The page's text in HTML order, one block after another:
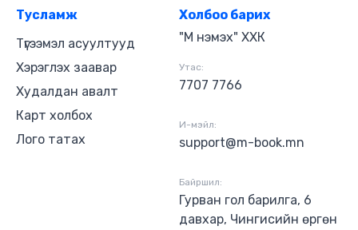
Тусламж
Түгээмэл асуултууд
Хэрэглэх заавар
Худалдан авалт
Карт холбох
Лого татах
Холбоо барих
"М нэмэх" ХХК
Утас:
7707 7766
И-мэйл:
support@m-book.mn
Байршил:
Гурван гол барилга, 6
давхар, Чингисийн өргөн